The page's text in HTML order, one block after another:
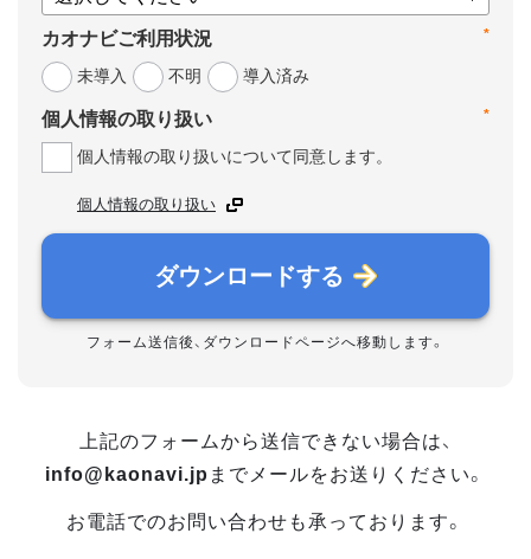
*
カオナビご利用状況
未導入
不明 導入済み
*
個人情報の取り扱い
個人情報の取り扱いについて同意します。
個人情報の取り扱い
ダウンロードする
フォーム送信後、ダウンロードページへ移動します。
上記のフォームから送信できない場合は、
info@kaonavi.jp までメールをお送りください。
お電話でのお問い合わせも承っております。